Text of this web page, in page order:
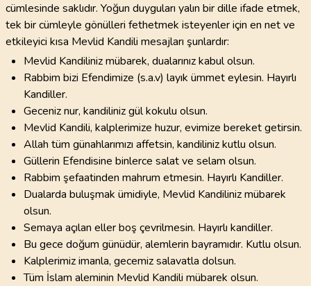
cümlesinde saklıdır. Yoğun duyguları yalın bir dille ifade etmek,
tek bir cümleyle gönülleri fethetmek isteyenler için en net ve
etkileyici kısa Mevlid Kandili mesajları şunlardır:
Mevlid Kandiliniz mübarek, dualarınız kabul olsun.
Rabbim bizi Efendimize (s.a.v) layık ümmet eylesin. Hayırlı
Kandiller.
Geceniz nur, kandiliniz gül kokulu olsun.
Mevlid Kandili, kalplerimize huzur, evimize bereket getirsin.
Allah tüm günahlarımızı affetsin, kandiliniz kutlu olsun.
Güllerin Efendisine binlerce salat ve selam olsun.
Rabbim şefaatinden mahrum etmesin. Hayırlı Kandiller.
Dualarda buluşmak ümidiyle, Mevlid Kandiliniz mübarek
olsun.
Semaya açılan eller boş çevrilmesin. Hayırlı kandiller.
Bu gece doğum günüdür, alemlerin bayramıdır. Kutlu olsun.
Kalplerimiz imanla, gecemiz salavatla dolsun.
Tüm İslam aleminin Mevlid Kandili mübarek olsun.